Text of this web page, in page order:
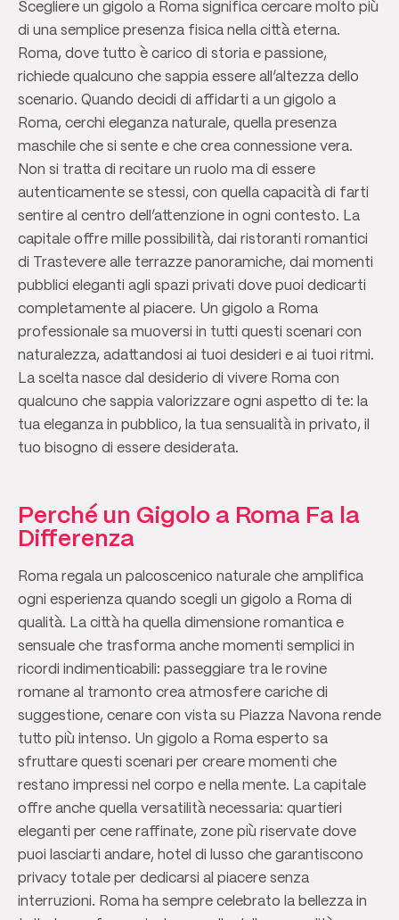
Scegliere un gigolo a Roma significa cercare molto più
di una semplice presenza fisica nella città eterna.
Roma, dove tutto è carico di storia e passione,
richiede qualcuno che sappia essere all’altezza dello
scenario. Quando decidi di affidarti a un gigolo a
Roma, cerchi eleganza naturale, quella presenza
maschile che si sente e che crea connessione vera.
Non si tratta di recitare un ruolo ma di essere
autenticamente se stessi, con quella capacità di farti
sentire al centro dell’attenzione in ogni contesto. La
capitale offre mille possibilità, dai ristoranti romantici
di Trastevere alle terrazze panoramiche, dai momenti
pubblici eleganti agli spazi privati dove puoi dedicarti
completamente al piacere. Un gigolo a Roma
professionale sa muoversi in tutti questi scenari con
naturalezza, adattandosi ai tuoi desideri e ai tuoi ritmi.
La scelta nasce dal desiderio di vivere Roma con
qualcuno che sappia valorizzare ogni aspetto di te: la
tua eleganza in pubblico, la tua sensualità in privato, il
tuo bisogno di essere desiderata.
Perché un Gigolo a Roma Fa la
Differenza
Roma regala un palcoscenico naturale che amplifica
ogni esperienza quando scegli un gigolo a Roma di
qualità. La città ha quella dimensione romantica e
sensuale che trasforma anche momenti semplici in
ricordi indimenticabili: passeggiare tra le rovine
romane al tramonto crea atmosfere cariche di
suggestione, cenare con vista su Piazza Navona rende
tutto più intenso. Un gigolo a Roma esperto sa
sfruttare questi scenari per creare momenti che
restano impressi nel corpo e nella mente. La capitale
offre anche quella versatilità necessaria: quartieri
eleganti per cene raffinate, zone più riservate dove
puoi lasciarti andare, hotel di lusso che garantiscono
privacy totale per dedicarsi al piacere senza
interruzioni. Roma ha sempre celebrato la bellezza in